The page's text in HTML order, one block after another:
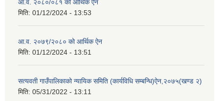
आ.व. २०८०/०८१ को आर्थिक ऐन
मिति: 01/12/2024 - 13:53
आ.व. २०७९/२०८० को आर्थिक ऐन
मिति: 01/12/2024 - 13:51
सत्यवती गाउँपालिकाको न्यायिक समिति (कार्यविधि सम्बन्धि)ऐन,२०७५(खण्ड २)
मिति: 05/31/2022 - 13:11